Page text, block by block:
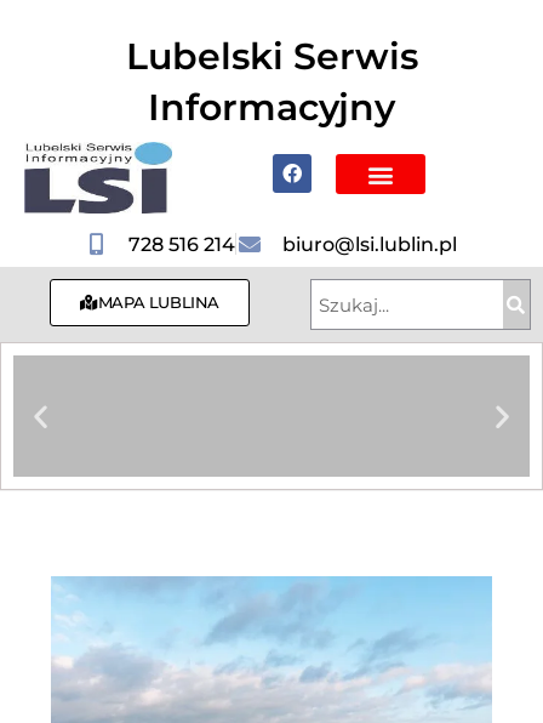
Lubelski Serwis
Informacyjny
728 516 214 biuro@lsi.lublin.pl
MAPA LUBLINA